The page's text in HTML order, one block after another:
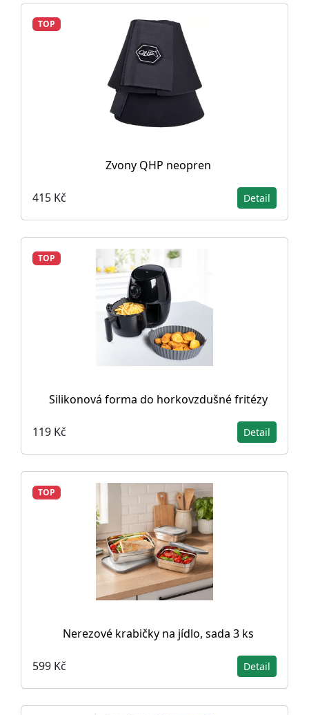
TOP
Zvony QHP neopren
415 Kč Detail
TOP
Silikonová forma do horkovzdušné fritézy
119 Kč Detail
TOP
Nerezové krabičky na jídlo, sada 3 ks
599 Kč Detail